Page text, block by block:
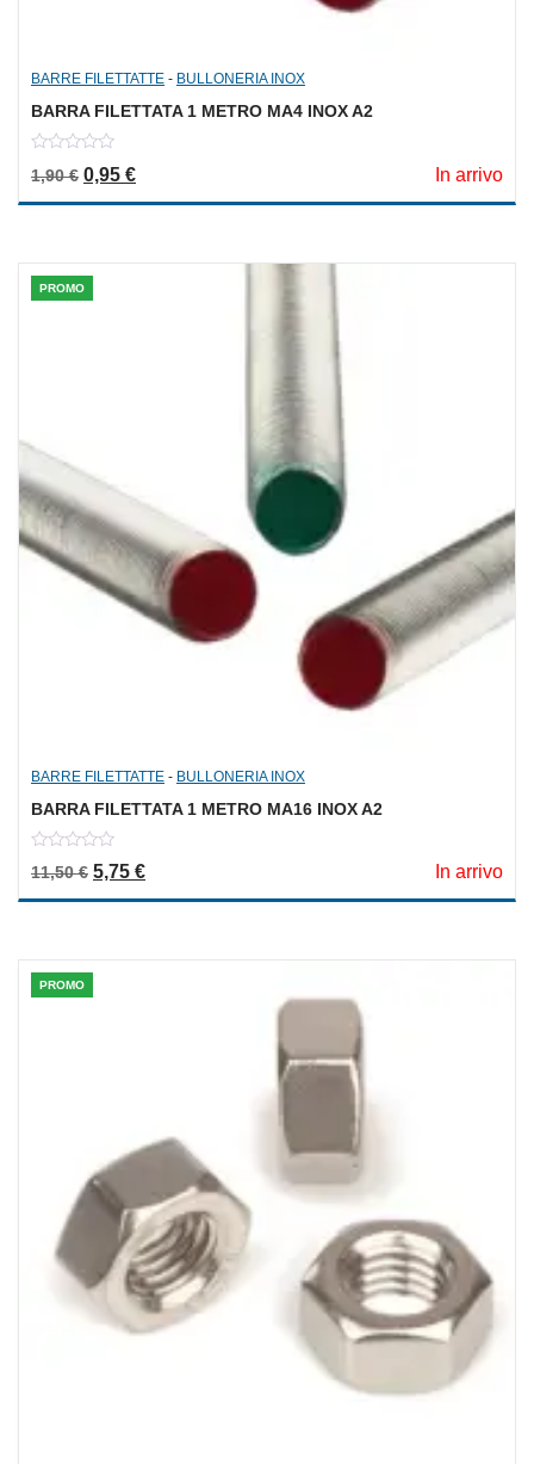
BARRE FILETTATTE - BULLONERIA INOX
BARRA FILETTATA 1 METRO MA4 INOX A2
out
5
1,90€ Il prezzo originale era: 1,90 €.
0,95 €Il prezzo attuale è: 0,95 €. In arrivo
PROMO
BARRE FILETTATTE - BULLONERIA INOX
BARRA FILETTATA 1 METRO MA16 INOX A2
out
11,50€ Il prezzo originale era: 11,50 €.
5,75 €Il prezzo attuale è: 5,75 €. In arrivo
PROMO